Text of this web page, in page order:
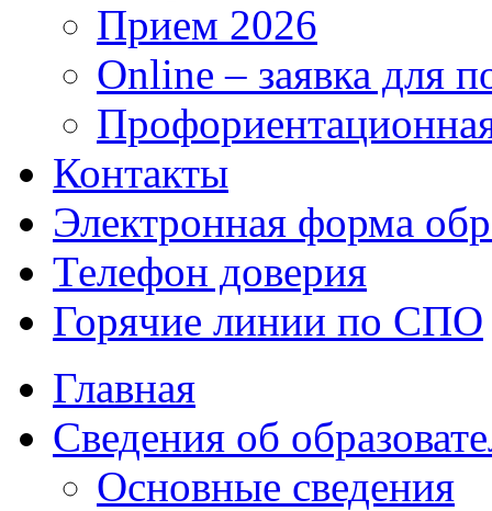
Прием 2026
Online – заявка для
Контакты
Электронная форма
Телефон доверия
Горячие линии по СПО
Главная
Сведения об
Основные сведения